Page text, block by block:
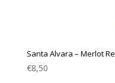
Santa Alvara – Merlot
€8,50